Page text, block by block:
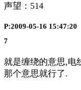
声望： 514
P:2009-05-16 15:47:20
7
就是缠绕的意思,电
那个意思就行了.